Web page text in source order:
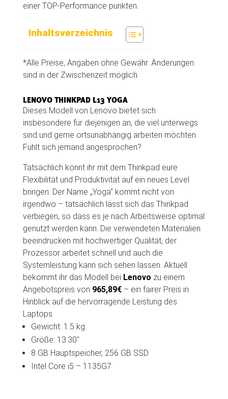
einer TOP-Performance punkten.
Inhaltsverzeichnis
*Alle Preise, Angaben ohne Gewähr. Änderungen
sind in der Zwischenzeit möglich.
LENOVO THINKPAD L13 YOGA
Dieses Modell von Lenovo bietet sich
insbesondere für diejenigen an, die viel unterwegs
sind und gerne ortsunabhängig arbeiten möchten.
Fühlt sich jemand angesprochen?
Tatsächlich könnt ihr mit dem Thinkpad eure
Flexibilität und Produktivität auf ein neues Level
bringen. Der Name „Yoga“ kommt nicht von
irgendwo – tatsächlich lässt sich das Thinkpad
verbiegen, so dass es je nach Arbeitsweise optimal
genutzt werden kann. Die verwendeten Materialien
beeindrucken mit hochwertiger Qualität, der
Prozessor arbeitet schnell und auch die
Systemleistung kann sich sehen lassen. Aktuell
bekommt ihr das Modell bei Lenovo zu einem
Angebotspreis von 965,89€– ein fairer Preis in
Hinblick auf die hervorragende Leistung des
Laptops.
Gewicht: 1.5 kg
Größe: 13.30″
8 GB Hauptspeicher, 256 GB SSD
Intel Core i5 – 1135G7